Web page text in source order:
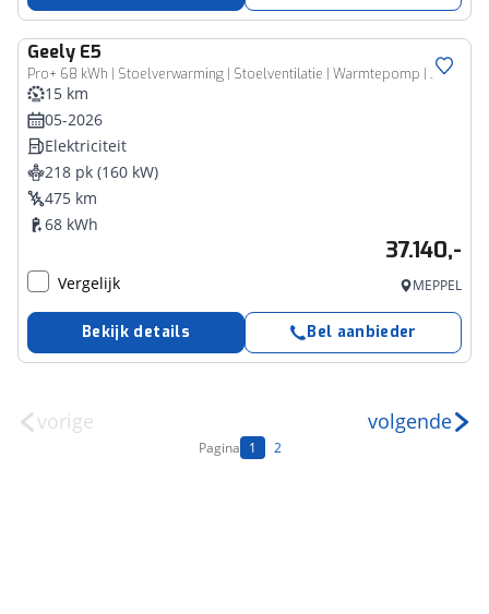
Geely E5
Pro+ 68 kWh | Stoelverwarming | Stoelventilatie | Warmtepomp | 360 camera | Park Assist |
15 km
05-2026
Elektriciteit
218 pk (160 kW)
475 km
68 kWh
37.140,-
Vergelijk MEPPEL
Bekijk details Bel aanbieder
vorige
Pagina 1 2
volgende